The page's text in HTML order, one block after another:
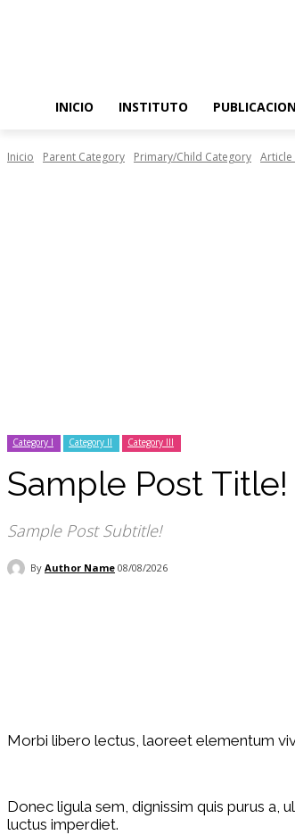
INICIO INSTITUTO
Inicio Parent Category Primary/Child Category Article
Category I Category II Category III
Sample Post Title!
Sample Post Subtitle!
By Author Name 08/08/2026
Morbi libero lectus, laoreet elementum
Donec ligula sem, dignissim quis purus a,
luctus imperdiet.